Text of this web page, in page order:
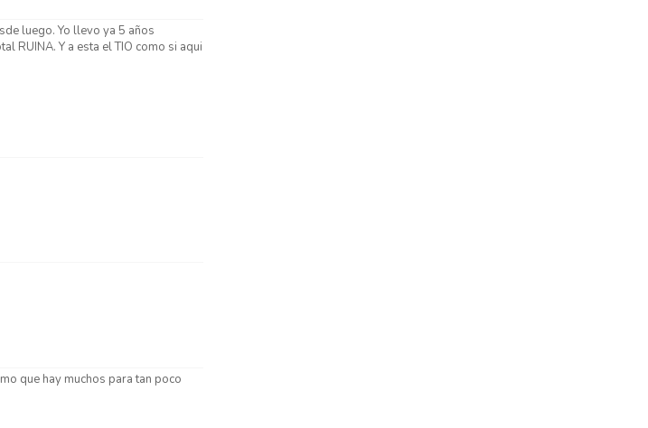
luego. Yo llevo ya 5 años
RUINA. Y a esta el TIO como si aqui
que hay muchos para tan poco